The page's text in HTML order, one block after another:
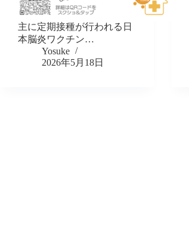
主に定期接種が行われる日
本脳炎ワクチン…
Yosuke
2026年5月18日